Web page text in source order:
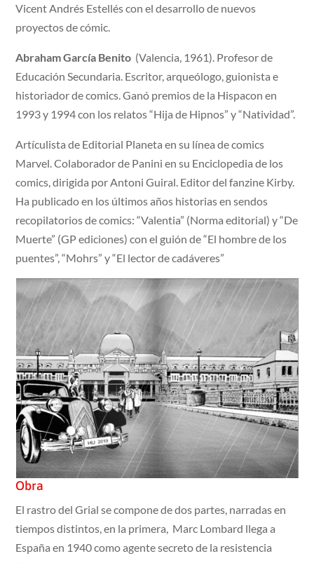
Vicent Andrés Estellés con el desarrollo de nuevos
proyectos de cómic.
Abraham García Benito (Valencia, 1961). Profesor de
Educación Secundaria. Escritor, arqueólogo, guionista e
historiador de comics. Ganó premios de la Hispacon en
1993 y 1994 con los relatos “Hija de Hipnos” y “Natividad”.
Artículista de Editorial Planeta en su línea de comics
Marvel. Colaborador de Panini en su Enciclopedia de los
comics, dirigida por Antoni Guiral. Editor del fanzine Kirby.
Ha publicado en los últimos años historias en sendos
recopilatorios de comics: “Valentia” (Norma editorial) y “De
Muerte” (GP ediciones) con el guión de “El hombre de los
puentes”, “Mohrs” y “El lector de cadáveres”
Obra
El rastro del Grial se compone de dos partes, narradas en
tiempos distintos, en la primera, Marc Lombard llega a
España en 1940 como agente secreto de la resistencia